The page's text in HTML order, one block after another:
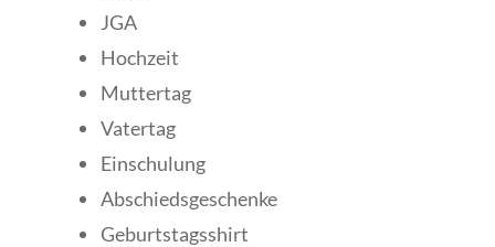
JGA
Hochzeit
Muttertag
Vatertag
Einschulung
Abschiedsgeschenke
Geburtstagsshirt